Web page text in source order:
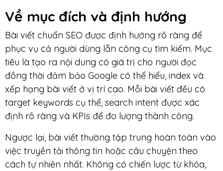
Về mục đích và định hướng
Bài viết chuẩn SEO được định hướng rõ ràng để
phục vụ cả người dùng lẫn công cụ tìm kiếm. Mục
tiêu là tạo ra nội dung có giá trị cho người đọc
đồng thời đảm bảo Google có thể hiểu, index và
xếp hạng bài viết ở vị trí cao. Mỗi bài viết đều có
target keywords cụ thể, search intent được xác
định rõ ràng và KPIs để đo lượng thành công.
Ngược lại, bài viết thường tập trung hoàn toàn vào
việc truyền tải thông tin hoặc câu chuyện theo
cách tự nhiên nhất. Không có chiến lược từ khóa,